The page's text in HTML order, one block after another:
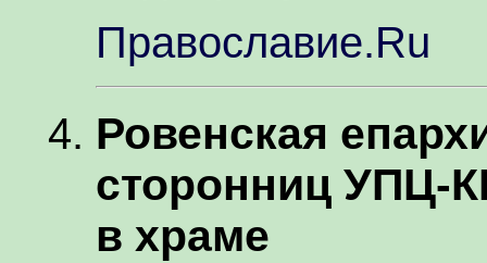
Православие.Ru
Ровенская
сторонниц УПЦ-
в храме